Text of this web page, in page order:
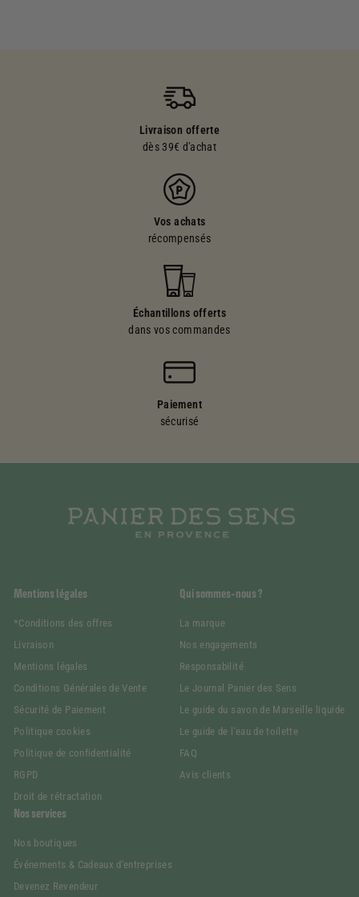
Livraison offerte
dès 39€ d'achat
Vos achats
récompensés
Échantillons offerts
dans vos commandes
Paiement
sécurisé
Mentions légales
*Conditions des offres
Livraison
Mentions légales
Conditions Générales de Vente
Sécurité de Paiement
Politique cookies
Politique de confidentialité
RGPD
Droit de rétractation
Qui sommes-nous ?
La marque
Nos engagements
Responsabilité
Le Journal Panier des Sens
Le guide du savon de Marseille liquide
Le guide de l'eau de toilette
FAQ
Avis clients
Nos services
Nos boutiques
Événements & Cadeaux d'entreprises
Devenez Revendeur